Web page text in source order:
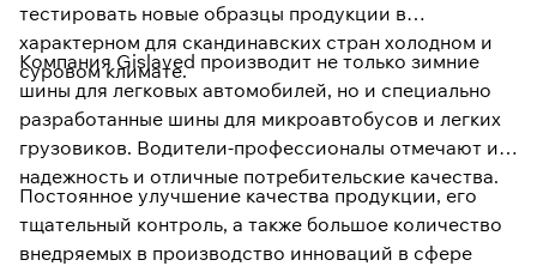
тестировать новые образцы продукции в
характерном для скандинавских стран холодном и
суровом климате.
Компания Gislaved производит не только зимние
шины для легковых автомобилей, но и специально
разработанные шины для микроавтобусов и легких
грузовиков. Водители-профессионалы отмечают их
надежность и отличные потребительские качества.
Постоянное улучшение качества продукции, его
тщательный контроль, а также большое количество
внедряемых в производство инноваций в сфере